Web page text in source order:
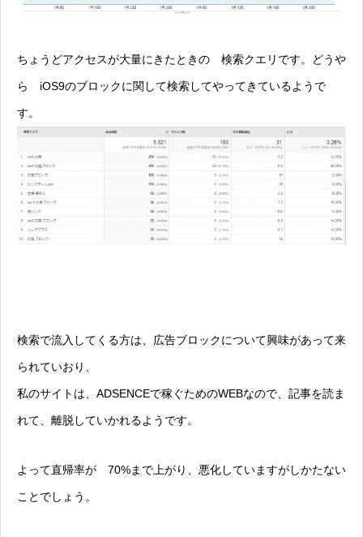
ちょうどアクセスが大量にきたときの 検索クエリです。どうや
ら iOS9のブロックに関して検索してやってきているようで
す。
検索で流入してくる方は、広告ブロックについて興味があって来
られていおり、
私のサイトは、ADSENCEで稼ぐためのWEBなので、記事を読ま
れて、離脱していかれるようです。
よって直帰率が 70%まで上がり、悪化していますがしかたない
ことでしょう。